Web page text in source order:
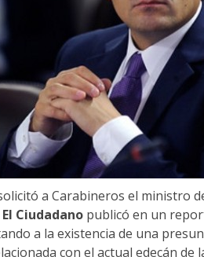
a Carabineros el ministro
El Ciudadano publicó en un
a la existencia de una
con el actual edecán de